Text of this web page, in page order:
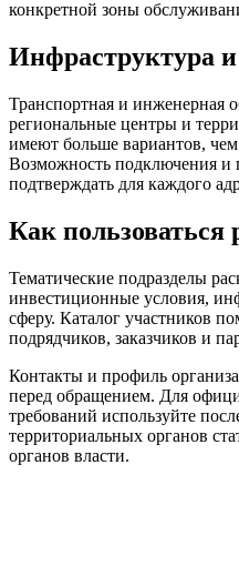
конкретной зоны
Инфраструктура
Транспортная и инженерная
региональные центры и
имеют больше вариантов,
Возможность подключения и
подтверждать для каждого
Как пользоваться
Тематические подразделы
инвестиционные условия,
сферу. Каталог участников
подрядчиков, заказчиков и
Контакты и профиль
перед обращением. Для
требований используйте
территориальных органов
органов власти.